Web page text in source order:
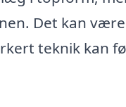
Det kan
teknik kan